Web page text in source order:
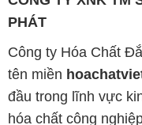
PHÁT
Công ty Hóa Chất
tên miền
đầu trong lĩnh vực
hóa chất công